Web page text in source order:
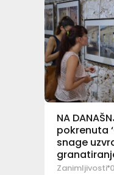
NA
pokrenuta
snage
Zanimljivosti